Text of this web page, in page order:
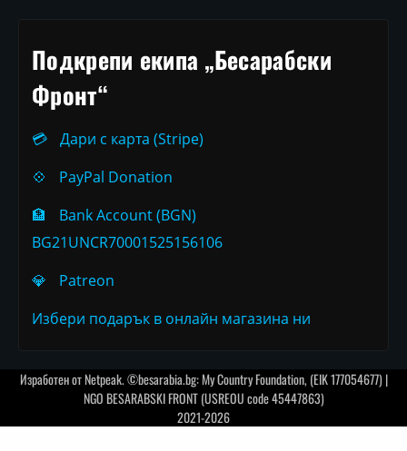
Подкрепи екипа „Бесарабски
Фронт“
💳
Дари с карта (Stripe)
💠
PayPal Donation
🏦
Bank Account (BGN)
BG21UNCR70001525156106
💎
Patreon
Избери подарък в онлайн магазина ни
Изработен отNetpeak. ©besarabia.bg: My Country Foundation, (EIK 177054677) |
NGO BESARABSKI FRONT (USREOU code 45447863)
2021-2026